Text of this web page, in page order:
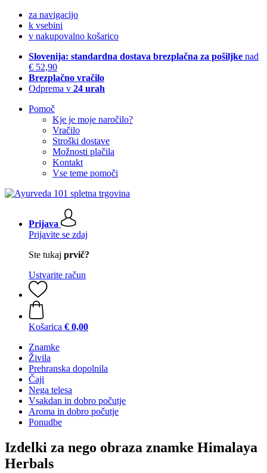
za navigacijo
k vsebini
v nakupovalno košarico
Slovenija: standardna dostava brezplačna za pošiljke nad
€ 52,90
Brezplačno vračilo
Odprema v 24 urah
Pomoč
Kje je moje naročilo?
Vračilo
Stroški dostave
Možnosti plačila
Kontakt
Vse teme pomoči
Prijava
Prijavite se zdaj
Ste tukaj prvič?
Ustvarite račun
Košarica € 0,00
Znamke
Živila
Prehranska dopolnila
Čaji
Nega telesa
Vsakdan in dobro počutje
Aroma in dobro počutje
Ponudbe
Izdelki za nego obraza znamke Himalaya
Herbals